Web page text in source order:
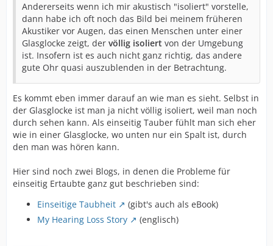
Andererseits wenn ich mir akustisch "isoliert" vorstelle,
dann habe ich oft noch das Bild bei meinem früheren
Akustiker vor Augen, das einen Menschen unter einer
Glasglocke zeigt, der völlig isoliert von der Umgebung
ist. Insofern ist es auch nicht ganz richtig, das andere
gute Ohr quasi auszublenden in der Betrachtung.
Es kommt eben immer darauf an wie man es sieht. Selbst in
der Glasglocke ist man ja nicht völlig isoliert, weil man noch
durch sehen kann. Als einseitig Tauber fühlt man sich eher
wie in einer Glasglocke, wo unten nur ein Spalt ist, durch
den man was hören kann.
Hier sind noch zwei Blogs, in denen die Probleme für
einseitig Ertaubte ganz gut beschrieben sind:
Einseitige Taubheit
(gibt's auch als eBook)
My Hearing Loss Story
(englisch)